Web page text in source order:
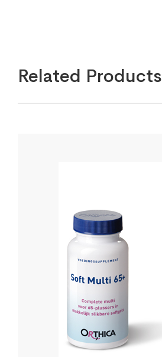
Related Products